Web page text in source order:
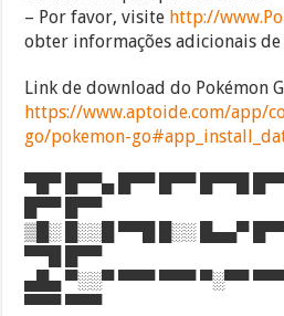
– Por favor, visite http://
obter informações adicionais
Link de download do Pokémon
https://www.aptoide.com/app/
go/pokemon-
▀█▀ █▀▀▄ █▀▀ █▀▀ █▀▀█
█▀▀ █▀▀
▒█░ █░░█ ▀▀█ █░░ █▄▄▀
▀▀█ █▀▀
▄█▄ ▀░░▀ ▀▀▀ ▀▀▀ ▀░▀▀
▀▀▀ ▀▀▀